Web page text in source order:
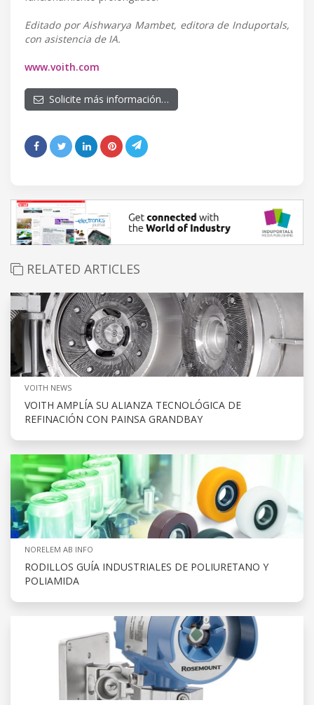
Editado por Aishwarya Mambet, editora de Induportals,
con asistencia de IA.
www.voith.com
Solicite más información…
RELATED ARTICLES
VOITH NEWS
VOITH AMPLÍA SU ALIANZA TECNOLÓGICA DE
REFINACIÓN CON PAINSA GRANDBAY
NORELEM AB INFO
RODILLOS GUÍA INDUSTRIALES DE POLIURETANO Y
POLIAMIDA